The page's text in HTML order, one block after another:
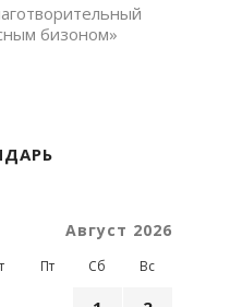
бизоном»
Август 2026
Пт Сб Вс